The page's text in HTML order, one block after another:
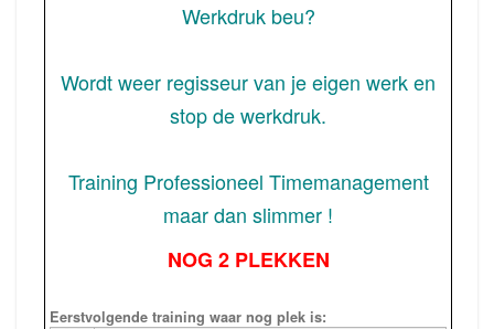
Werkdruk beu?
Wordt weer regisseur van je eigen werk en
stop de werkdruk.
Training Professioneel Timemanagement
maar dan slimmer !
NOG 2 PLEKKEN
Eerstvolgende training waar nog plek is: